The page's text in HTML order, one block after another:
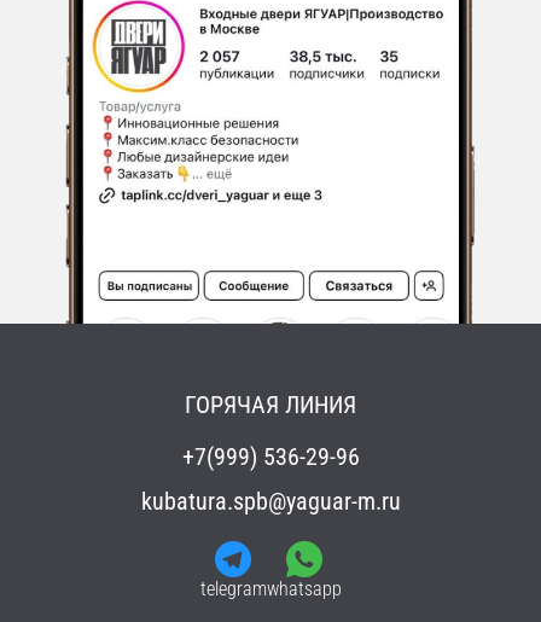
ГОРЯЧАЯ ЛИНИЯ
+7(999) 536-29-96
kubatura.spb@yaguar-m.ru
telegramwhatsapp